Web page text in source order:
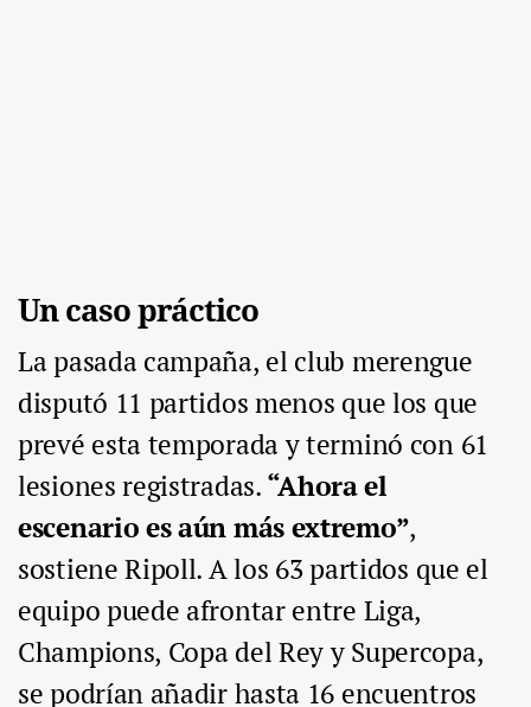
Un caso práctico
La pasada campaña, el club merengue
disputó 11 partidos menos que los que
prevé esta temporada y terminó con 61
lesiones registradas.“Ahora el
escenario es aún más extremo”,
sostiene Ripoll. A los 63 partidos que el
equipo puede afrontar entre Liga,
Champions, Copa del Rey y Supercopa,
se podrían añadir hasta 16 encuentros